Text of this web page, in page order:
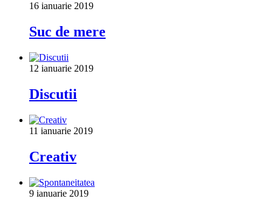
16 ianuarie 2019
Suc de mere
12 ianuarie 2019
Discutii
11 ianuarie 2019
Creativ
9 ianuarie 2019